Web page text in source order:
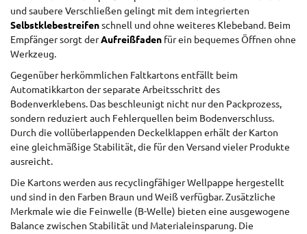
und saubere Verschließen gelingt mit dem integrierten
Selbstklebestreifenschnell und ohne weiteres Klebeband. Beim
Empfänger sorgt derAufreißfaden für ein bequemes Öffnen ohne
Werkzeug.
Gegenüber herkömmlichen Faltkartons entfällt beim
Automatikkarton der separate Arbeitsschritt des
Bodenverklebens. Das beschleunigt nicht nur den Packprozess,
sondern reduziert auch Fehlerquellen beim Bodenverschluss.
Durch die vollüberlappenden Deckelklappen erhält der Karton
eine gleichmäßige Stabilität, die für den Versand vieler Produkte
ausreicht.
Die Kartons werden aus recyclingfähiger Wellpappe hergestellt
und sind in den Farben Braun und Weiß verfügbar. Zusätzliche
Merkmale wie die Feinwelle (B-Welle) bieten eine ausgewogene
Balance zwischen Stabilität und Materialeinsparung. Die